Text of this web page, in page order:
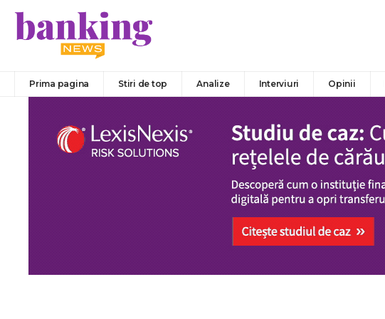
Prima pagina Stiri de top Analize Interviuri Opinii